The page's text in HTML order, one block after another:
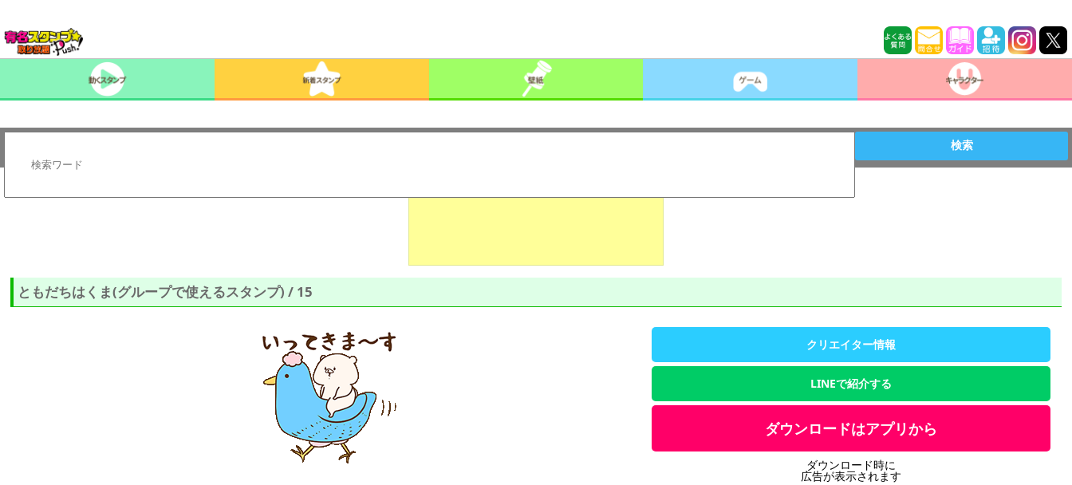
検索
ともだちはくま(グループで使えるスタンプ) / 15
クリエイター情報
LINEで紹介する
ダウンロードはアプリから
ダウンロード時に
広告が表示されます